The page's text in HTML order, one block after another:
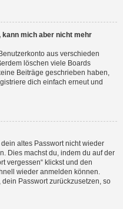
mich aber nicht mehr
aus verschieden
löschen viele Boards
Beiträge geschrieben haben,
dich einfach erneut und
altes Passwort nicht wieder
Dies machst du, indem du auf der
vergessen“ klickst und den
wieder anmelden können.
Passwort zurückzusetzen, so